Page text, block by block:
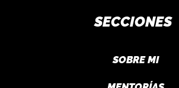
SECCIONES
SOBRE MI